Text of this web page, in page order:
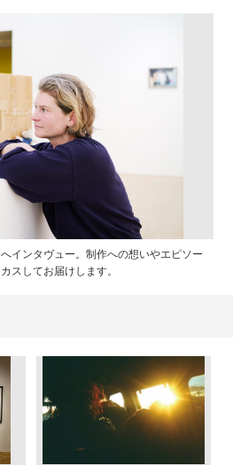
インタヴュー。制作への想いやエピソー
スしてお届けします。